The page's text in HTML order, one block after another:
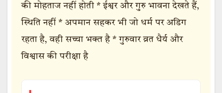
की मोहताज नहीं होती * ईश्वर और गुरु भावना देखते हैं,
स्थिति नहीं * अपमान सहकर भी जो धर्म पर अडिग
रहता है, वही सच्चा भक्त है * गुरुवार व्रत धैर्य और
विश्वास की परीक्षा है